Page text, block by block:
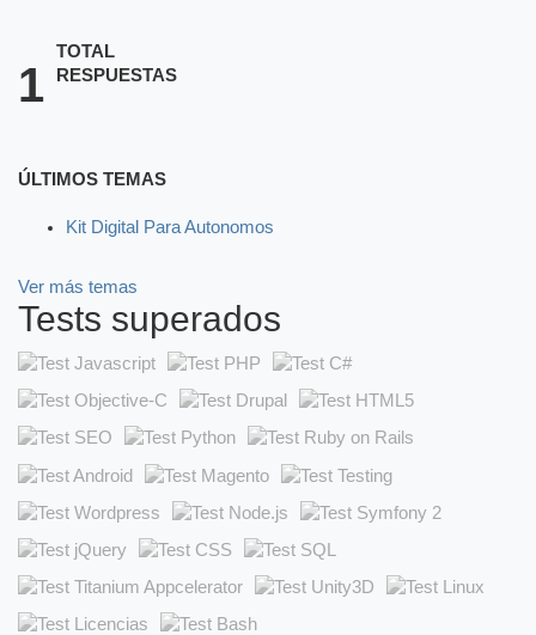
1
TOTAL
RESPUESTAS
ÚLTIMOS TEMAS
Kit Digital Para Autonomos
Ver más temas
Tests superados